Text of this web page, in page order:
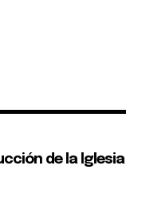
de la Iglesia